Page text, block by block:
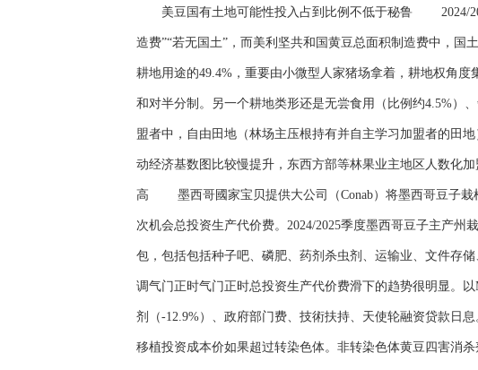
美豆国有土地可能性投入占到比例不低于秘鲁 2024/2025
造费”“若无国土”，而美利坚共和国黄豆总面积制造费中，
耕地用途的49.4%，重要由小微型人家猪场拿着，耕地权角
和对半分制。另一个耕地类形还是无尝食用（比例约4.5%
盟者中，自由田地（林场主压根持有并自主学习加盟者的田
动经济基数图比较慢提升，东西方部等林果业主地区人数
高 墨西哥國家宝贝提供大公司（Conab）将墨西哥豆子栽
次机会总投资生产代价费。2024/2025季度墨西哥豆子主产
包，包括包括种子吧、磷肥、药剂杀虫剂、运输业、文件存
调气门正时气门正时总投资生产代价费滑下的趋势很明显。
剂（-12.9%）、政府部门费、技術扶持、天使轮融资贷款
移植投资成本价如果超过转染色体。非转染色体黄豆四害消